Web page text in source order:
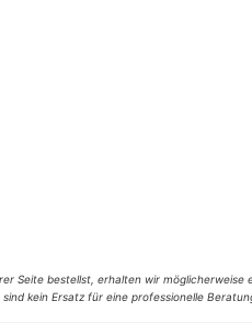
Seite bestellst, erhalten wir
kein Ersatz für eine professionelle